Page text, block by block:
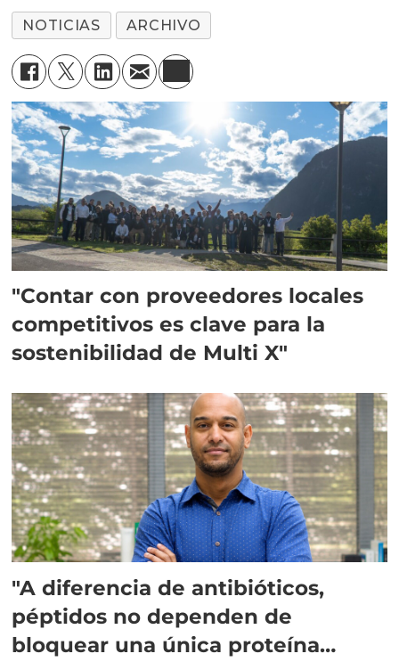
NOTICIAS ARCHIVO
"Contar con proveedores locales
competitivos es clave para la
sostenibilidad de Multi X"
"A diferencia de antibióticos,
péptidos no dependen de
bloquear una única proteína